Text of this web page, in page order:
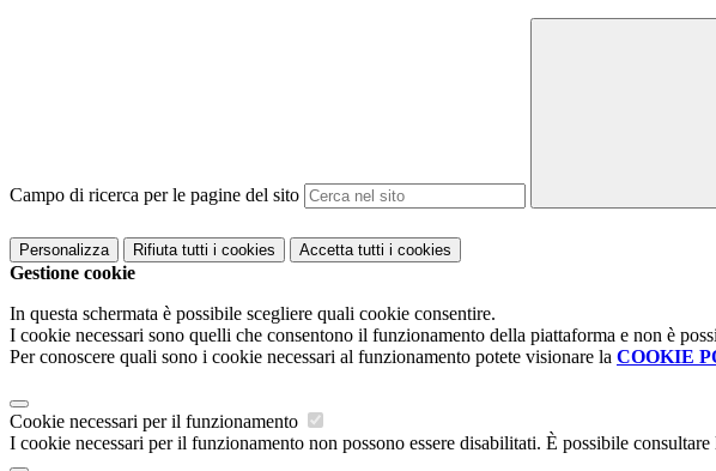
Campo di ricerca per le pagine del sito
Personalizza Rifiuta tutti i cookies Accetta tutti i cookies
Gestione cookie
In questa schermata è possibile scegliere quali cookie consentire.
I cookie necessari sono quelli che consentono il funzionamento della piattaforma e non è
Per conoscere quali sono i cookie necessari al funzionamento potete visionare la COOKIE
Cookie necessari per il funzionamento
I cookie necessari per il funzionamento non possono essere disabilitati. È possibile